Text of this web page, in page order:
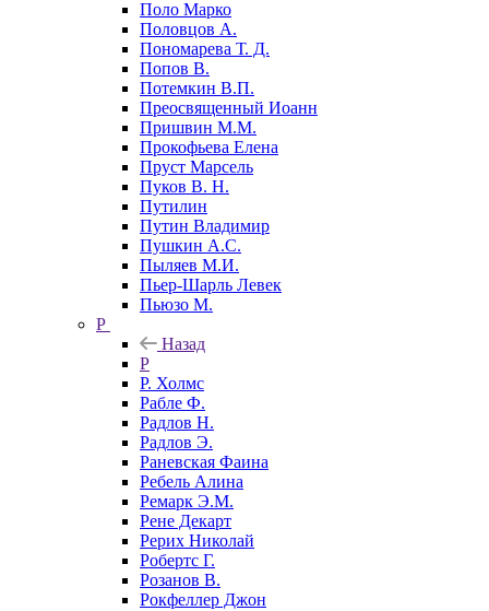
Поло Марко
Половцов А.
Пономарева Т. Д.
Попов В.
Потемкин В.П.
Преосвященный Иоанн
Пришвин М.М.
Прокофьева Елена
Пруст Марсель
Пуков В. Н.
Путилин
Путин Владимир
Пушкин А.С.
Пыляев М.И.
Пьер-Шарль Левек
Пьюзо М.
Р
Назад
Р
Р. Холмс
Рабле Ф.
Радлов Н.
Радлов Э.
Раневская Фаина
Ребель Алина
Ремарк Э.М.
Рене Декарт
Рерих Николай
Робертс Г.
Розанов В.
Рокфеллер Джон